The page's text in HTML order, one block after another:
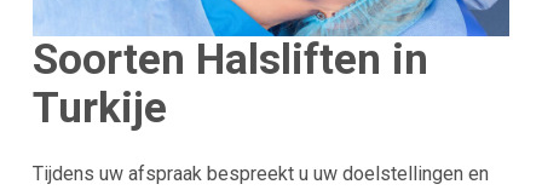
Soorten Halsliften in
Turkije
Tijdens uw afspraak bespreekt u uw doelstellingen en